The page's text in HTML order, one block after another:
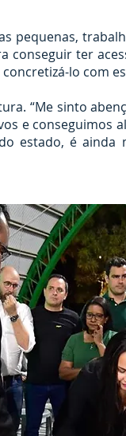
pequenas,
conseguir ter
lo com
“Me sinto
e conseguimos
estado, é ainda